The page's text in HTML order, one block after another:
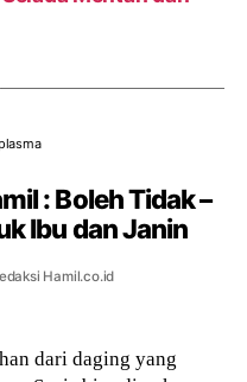
: Boleh Tidak –
Ibu dan Janin
Hamil.co.id
dari daging yang